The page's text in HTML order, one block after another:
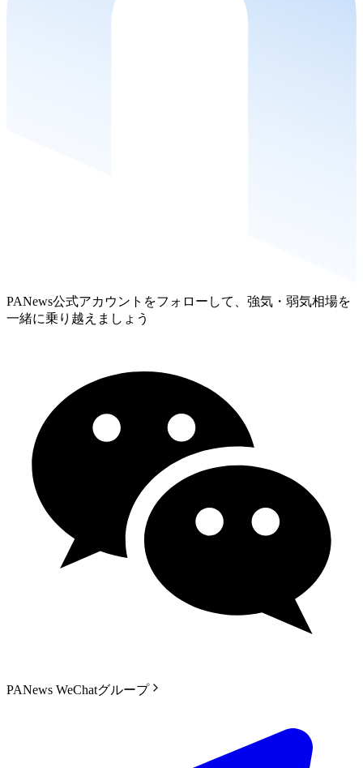
PANews公式アカウントをフォローして、強気・弱気相場を
一緒に乗り越えましょう
PANews WeChatグループ